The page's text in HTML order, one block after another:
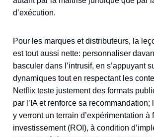
d’exécution.
Pour les marques et distributeurs, la
est tout aussi nette: personnaliser
basculer dans l’intrusif, en s’appuyant
dynamiques tout en respectant les
Netflix teste justement des formats
par l’IA et renforce sa
y verront un terrain d’expérimentation à
investissement (ROI), à condition